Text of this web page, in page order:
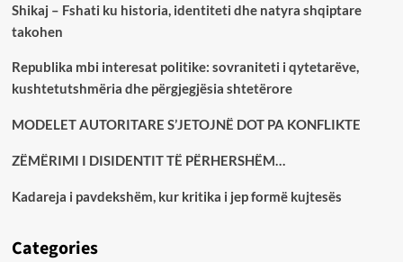
Shikaj – Fshati ku historia, identiteti dhe natyra shqiptare
takohen
Republika mbi interesat politike: sovraniteti i qytetarëve,
kushtetutshmëria dhe përgjegjësia shtetërore
MODELET AUTORITARE S’JETOJNË DOT PA KONFLIKTE
ZËMËRIMI I DISIDENTIT TË PËRHERSHËM…
Kadareja i pavdekshëm, kur kritika i jep formë kujtesës
Categories